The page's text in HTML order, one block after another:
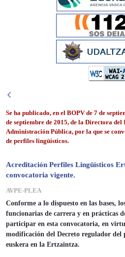
Se ha publicado, en el BOPV de 7 de
de septiembre de 2015, de la Directora del
Administración Pública, por la que se
de perfiles lingüísticos.
Acreditación Perfiles Lingüísticos
convocatoria vigente.
AVPE-PLEA
Conforme a lo dispuesto en las bases,
funcionarias de carrera y en prácticas
participar en esta convocatoria, en
modificación del Decreto regulador del
euskera en la Ertzaintza.